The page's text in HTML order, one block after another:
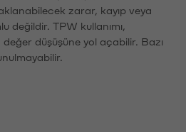
zarar, kayıp veya
değildir. TPW kullanımı,
değer düşüşüne yol açabilir. Bazı